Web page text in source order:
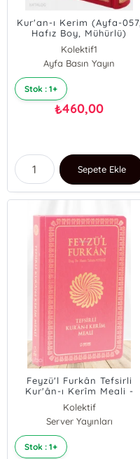
Kur'an-ı Kerim (Ayfa-057,
Hafız Boy, Mühürlü)
Kolektif1
Ayfa Basın Yayın
Stok : 1+
₺460,00
Sepete Ekle
Feyzü'l Furkân Tefsirli
Kur'ân-ı Kerîm Meali -
Büyük Boy - İnce Cilt -
Bordo
Kolektif
Server Yayınları
Stok : 1+